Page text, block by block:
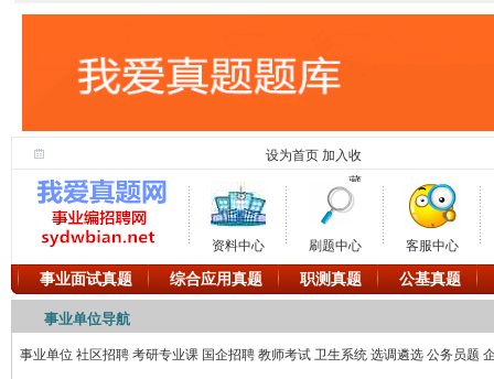
设为首页 加入收
藏
资料中心 刷题中心 客服中心
事业面试真题 综合应用真题 职测真题 公基真题
事业单位导航
事业单位 社区招聘 考研专业课 国企招聘 教师考试 卫生系统 选调遴选 公务员题